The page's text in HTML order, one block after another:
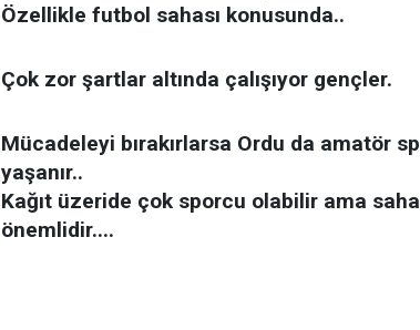
Özellikle futbol sahası konusunda..
Çok zor şartlar altında çalışıyor gençler.
Mücadeleyi bırakırlarsa Ordu da amatör
yaşanır..
Kağıt üzeride çok sporcu olabilir ama
önemlidir....